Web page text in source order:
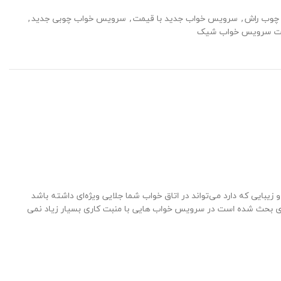
چوب راش , سرویس خواب جدید با قیمت , سرویس خواب چوبی جدید,
سرویس خواب شیک
که دارد می‌تواند در اتاق خواب شما جلایی ویژه‌ای داشته باشد
بحث شده است در سرویس خواب هایی با منبت کاری بسیار زیاد نمی